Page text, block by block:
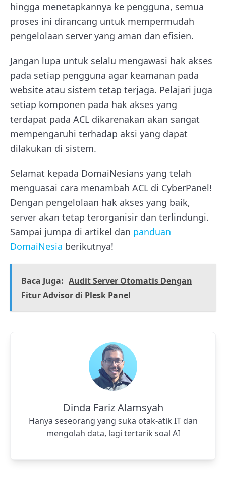
hingga menetapkannya ke pengguna, semua
proses ini dirancang untuk mempermudah
pengelolaan server yang aman dan efisien.
Jangan lupa untuk selalu mengawasi hak akses
pada setiap pengguna agar keamanan pada
website atau sistem tetap terjaga. Pelajari juga
setiap komponen pada hak akses yang
terdapat pada ACL dikarenakan akan sangat
mempengaruhi terhadap aksi yang dapat
dilakukan di sistem.
Selamat kepada DomaiNesians yang telah
menguasai cara menambah ACL di CyberPanel!
Dengan pengelolaan hak akses yang baik,
server akan tetap terorganisir dan terlindungi.
Sampai jumpa di artikel dan panduan
DomaiNesia berikutnya!
Baca Juga: Audit Server Otomatis Dengan
Fitur Advisor di Plesk Panel
Dinda Fariz Alamsyah
Hanya seseorang yang suka otak-atik IT dan
mengolah data, lagi tertarik soal AI